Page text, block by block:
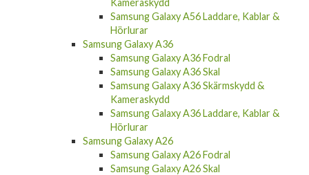
Samsung Galaxy A56 Laddare, Kablar &
Hörlurar
Samsung Galaxy A36
Samsung Galaxy A36 Fodral
Samsung Galaxy A36 Skal
Samsung Galaxy A36 Skärmskydd &
Kameraskydd
Samsung Galaxy A36 Laddare, Kablar &
Hörlurar
Samsung Galaxy A26
Samsung Galaxy A26 Fodral
Samsung Galaxy A26 Skal